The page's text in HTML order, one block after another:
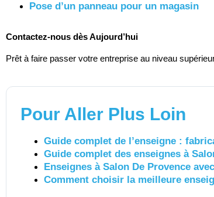
Pose d’un panneau pour un magasin
Contactez-nous dès Aujourd’hui
Prêt à faire passer votre entreprise au niveau
Pour Aller Plus Loin
Guide complet de l’enseigne :
Guide complet des enseignes à
Enseignes à Salon De Provence
Comment choisir la meilleure